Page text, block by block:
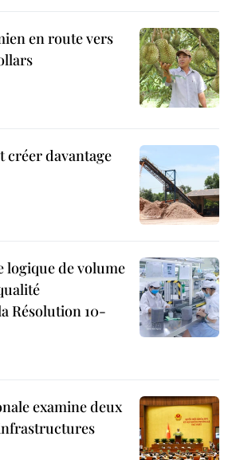
en route vers
créer davantage
logique de volume
Résolution 10-
examine deux